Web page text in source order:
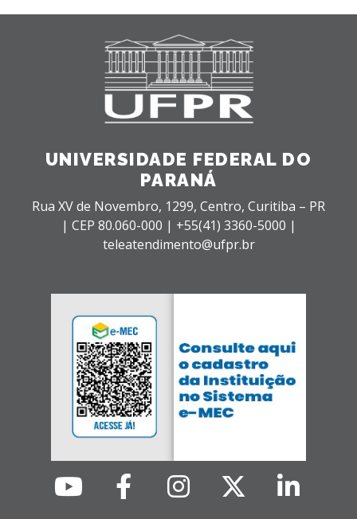
UNIVERSIDADE FEDERAL DO
PARANÁ
Rua XV de Novembro, 1299, Centro, Curitiba – PR
| CEP 80.060-000 | +55(41) 3360-5000 |
teleatendimento@ufpr.br